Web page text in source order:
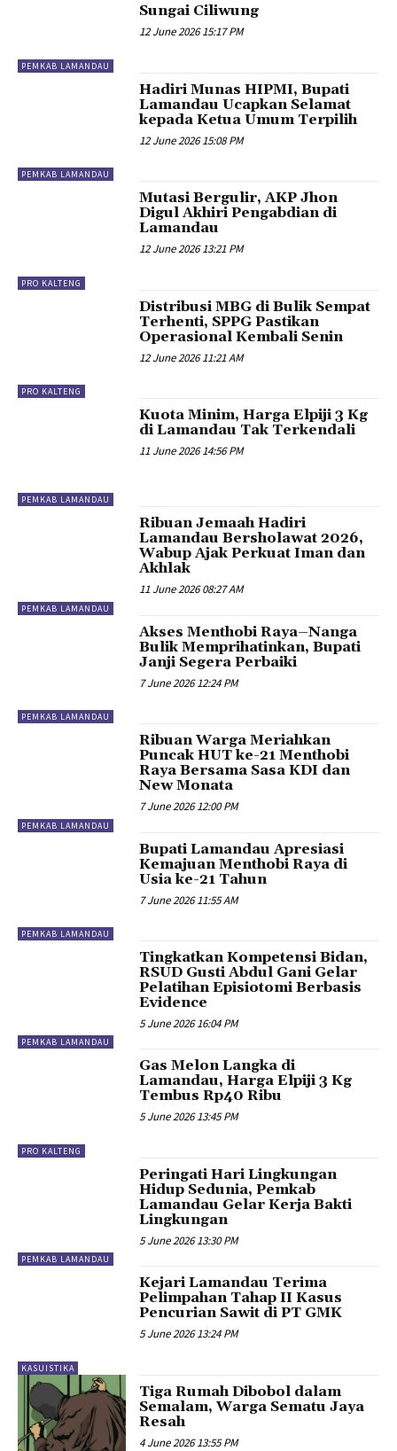
PEMKAB LAMANDAU
Sungai Ciliwung
12 June 2026 15:17 PM
PEMKAB LAMANDAU
Hadiri Munas HIPMI, Bupati
Lamandau Ucapkan Selamat
kepada Ketua Umum Terpilih
12 June 2026 15:08 PM
PRO KALTENG
Mutasi Bergulir, AKP Jhon
Digul Akhiri Pengabdian di
Lamandau
12 June 2026 13:21 PM
PRO KALTENG
Distribusi MBG di Bulik Sempat
Terhenti, SPPG Pastikan
Operasional Kembali Senin
12 June 2026 11:21 AM
PEMKAB LAMANDAU
Kuota Minim, Harga Elpiji 3 Kg
di Lamandau Tak Terkendali
11 June 2026 14:56 PM
PEMKAB LAMANDAU
Ribuan Jemaah Hadiri
Lamandau Bersholawat 2026,
Wabup Ajak Perkuat Iman dan
Akhlak
11 June 2026 08:27 AM
PEMKAB LAMANDAU
Akses Menthobi Raya–Nanga
Bulik Memprihatinkan, Bupati
Janji Segera Perbaiki
7 June 2026 12:24 PM
PEMKAB LAMANDAU
Ribuan Warga Meriahkan
Puncak HUT ke-21 Menthobi
Raya Bersama Sasa KDI dan
New Monata
7 June 2026 12:00 PM
PEMKAB LAMANDAU
Bupati Lamandau Apresiasi
Kemajuan Menthobi Raya di
Usia ke-21 Tahun
7 June 2026 11:55 AM
PEMKAB LAMANDAU
Tingkatkan Kompetensi Bidan,
RSUD Gusti Abdul Gani Gelar
Pelatihan Episiotomi Berbasis
Evidence
5 June 2026 16:04 PM
PRO KALTENG
Gas Melon Langka di
Lamandau, Harga Elpiji 3 Kg
Tembus Rp40 Ribu
5 June 2026 13:45 PM
PEMKAB LAMANDAU
Peringati Hari Lingkungan
Hidup Sedunia, Pemkab
Lamandau Gelar Kerja Bakti
Lingkungan
5 June 2026 13:30 PM
KASUISTIKA
Kejari Lamandau Terima
Pelimpahan Tahap II Kasus
Pencurian Sawit di PT GMK
5 June 2026 13:24 PM
Tiga Rumah Dibobol dalam
Semalam, Warga Sematu Jaya
Resah
4 June 2026 13:55 PM